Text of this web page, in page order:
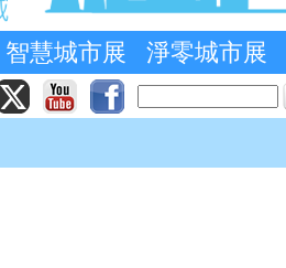
智慧城市展 淨零城市展